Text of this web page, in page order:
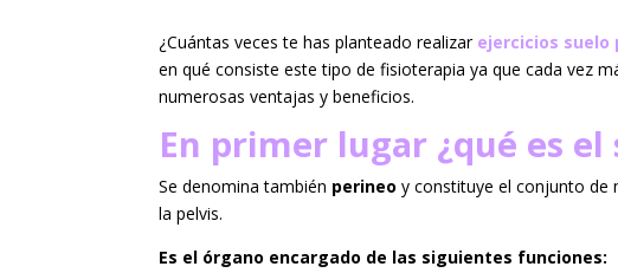
¿Cuántas veces te has planteado realizar ejercicios suelo
en qué consiste este tipo de fisioterapia ya que cada vez
numerosas ventajas y beneficios.
En primer lugar ¿qué es el
Se denomina también perineo y constituye el conjunto de
la pelvis.
Es el órgano encargado de las siguientes funciones: